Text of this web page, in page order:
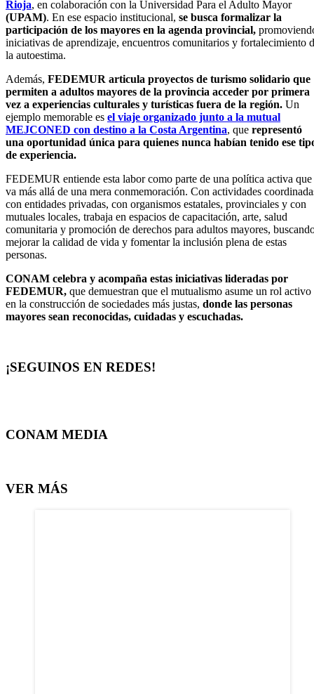
Rioja, en colaboración con la Universidad Para el Adulto Mayor
(UPAM). En ese espacio institucional, se busca formalizar la
participación de los mayores en la agenda provincial,
iniciativas de aprendizaje, encuentros comunitarios y fortalecimiento
la autoestima.
Además, FEDEMUR articula proyectos de turismo solidario que
permiten a adultos mayores de la provincia acceder por primera
vez a experiencias culturales y turísticas fuera de la región. Un
ejemplo memorable es el viaje organizado junto a la mutual
MEJCONED con destino a la Costa Argentina, que representó
una oportunidad única para quienes nunca habían tenido ese
de experiencia.
FEDEMUR entiende esta labor como parte de una política activa que
va más allá de una mera conmemoración. Con actividades
con entidades privadas, con organismos estatales, provinciales y con
mutuales locales, trabaja en espacios de capacitación, arte, salud
comunitaria y promoción de derechos para adultos mayores,
mejorar la calidad de vida y fomentar la inclusión plena de estas
personas.
CONAM celebra y acompaña estas iniciativas lideradas por
FEDEMUR, que demuestran que el mutualismo asume un rol activo
en la construcción de sociedades más justas, donde las personas
mayores sean reconocidas, cuidadas y escuchadas.
¡SEGUINOS EN REDES!
CONAM MEDIA
VER MÁS